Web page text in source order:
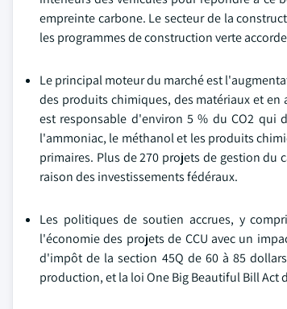
empreinte carbone. Le secteur de la
les programmes de construction verte
Le principal moteur du marché est
des produits chimiques, des matériaux et en
est responsable d'environ 5 % du CO2 qui
l'ammoniac, le méthanol et les produits
primaires. Plus de 270 projets de gestion du
raison des investissements fédéraux.
Les politiques de soutien accrues, y
l'économie des projets de CCU avec un
d'impôt de la section 45Q de 60 à 85
production, et la loi One Big Beautiful Bill Act